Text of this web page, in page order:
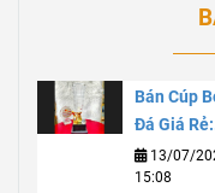
Bán Cúp
Đá Giá Rẻ:
Chất
Tiết Kiệm
13/07/
15:08